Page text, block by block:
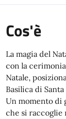
Cos'è
La magia del
con la
Natale,
Basilica di
Un momento di
che si raccoglie